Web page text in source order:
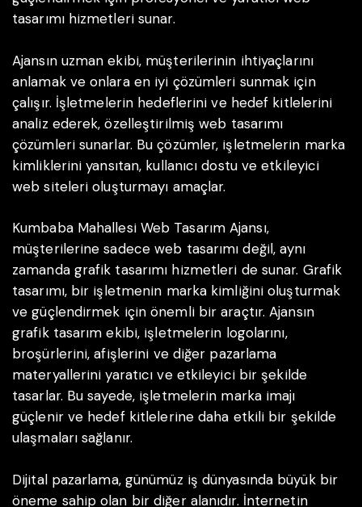
tasarımı hizmetleri sunar.
Ajansın uzman ekibi, müşterilerinin ihtiyaçlarını
anlamak ve onlara en iyi çözümleri sunmak için
çalışır. İşletmelerin hedeflerini ve hedef kitlelerini
analiz ederek, özelleştirilmiş web tasarımı
çözümleri sunarlar. Bu çözümler, işletmelerin marka
kimliklerini yansıtan, kullanıcı dostu ve etkileyici
web siteleri oluşturmayı amaçlar.
Kumbaba Mahallesi Web Tasarım Ajansı,
müşterilerine sadece web tasarımı değil, aynı
zamanda grafik tasarımı hizmetleri de sunar. Grafik
tasarımı, bir işletmenin marka kimliğini oluşturmak
ve güçlendirmek için önemli bir araçtır. Ajansın
grafik tasarım ekibi, işletmelerin logolarını,
broşürlerini, afişlerini ve diğer pazarlama
materyallerini yaratıcı ve etkileyici bir şekilde
tasarlar. Bu sayede, işletmelerin marka imajı
güçlenir ve hedef kitlelerine daha etkili bir şekilde
ulaşmaları sağlanır.
Dijital pazarlama, günümüz iş dünyasında büyük bir
öneme sahip olan bir diğer alanıdır. İnternetin